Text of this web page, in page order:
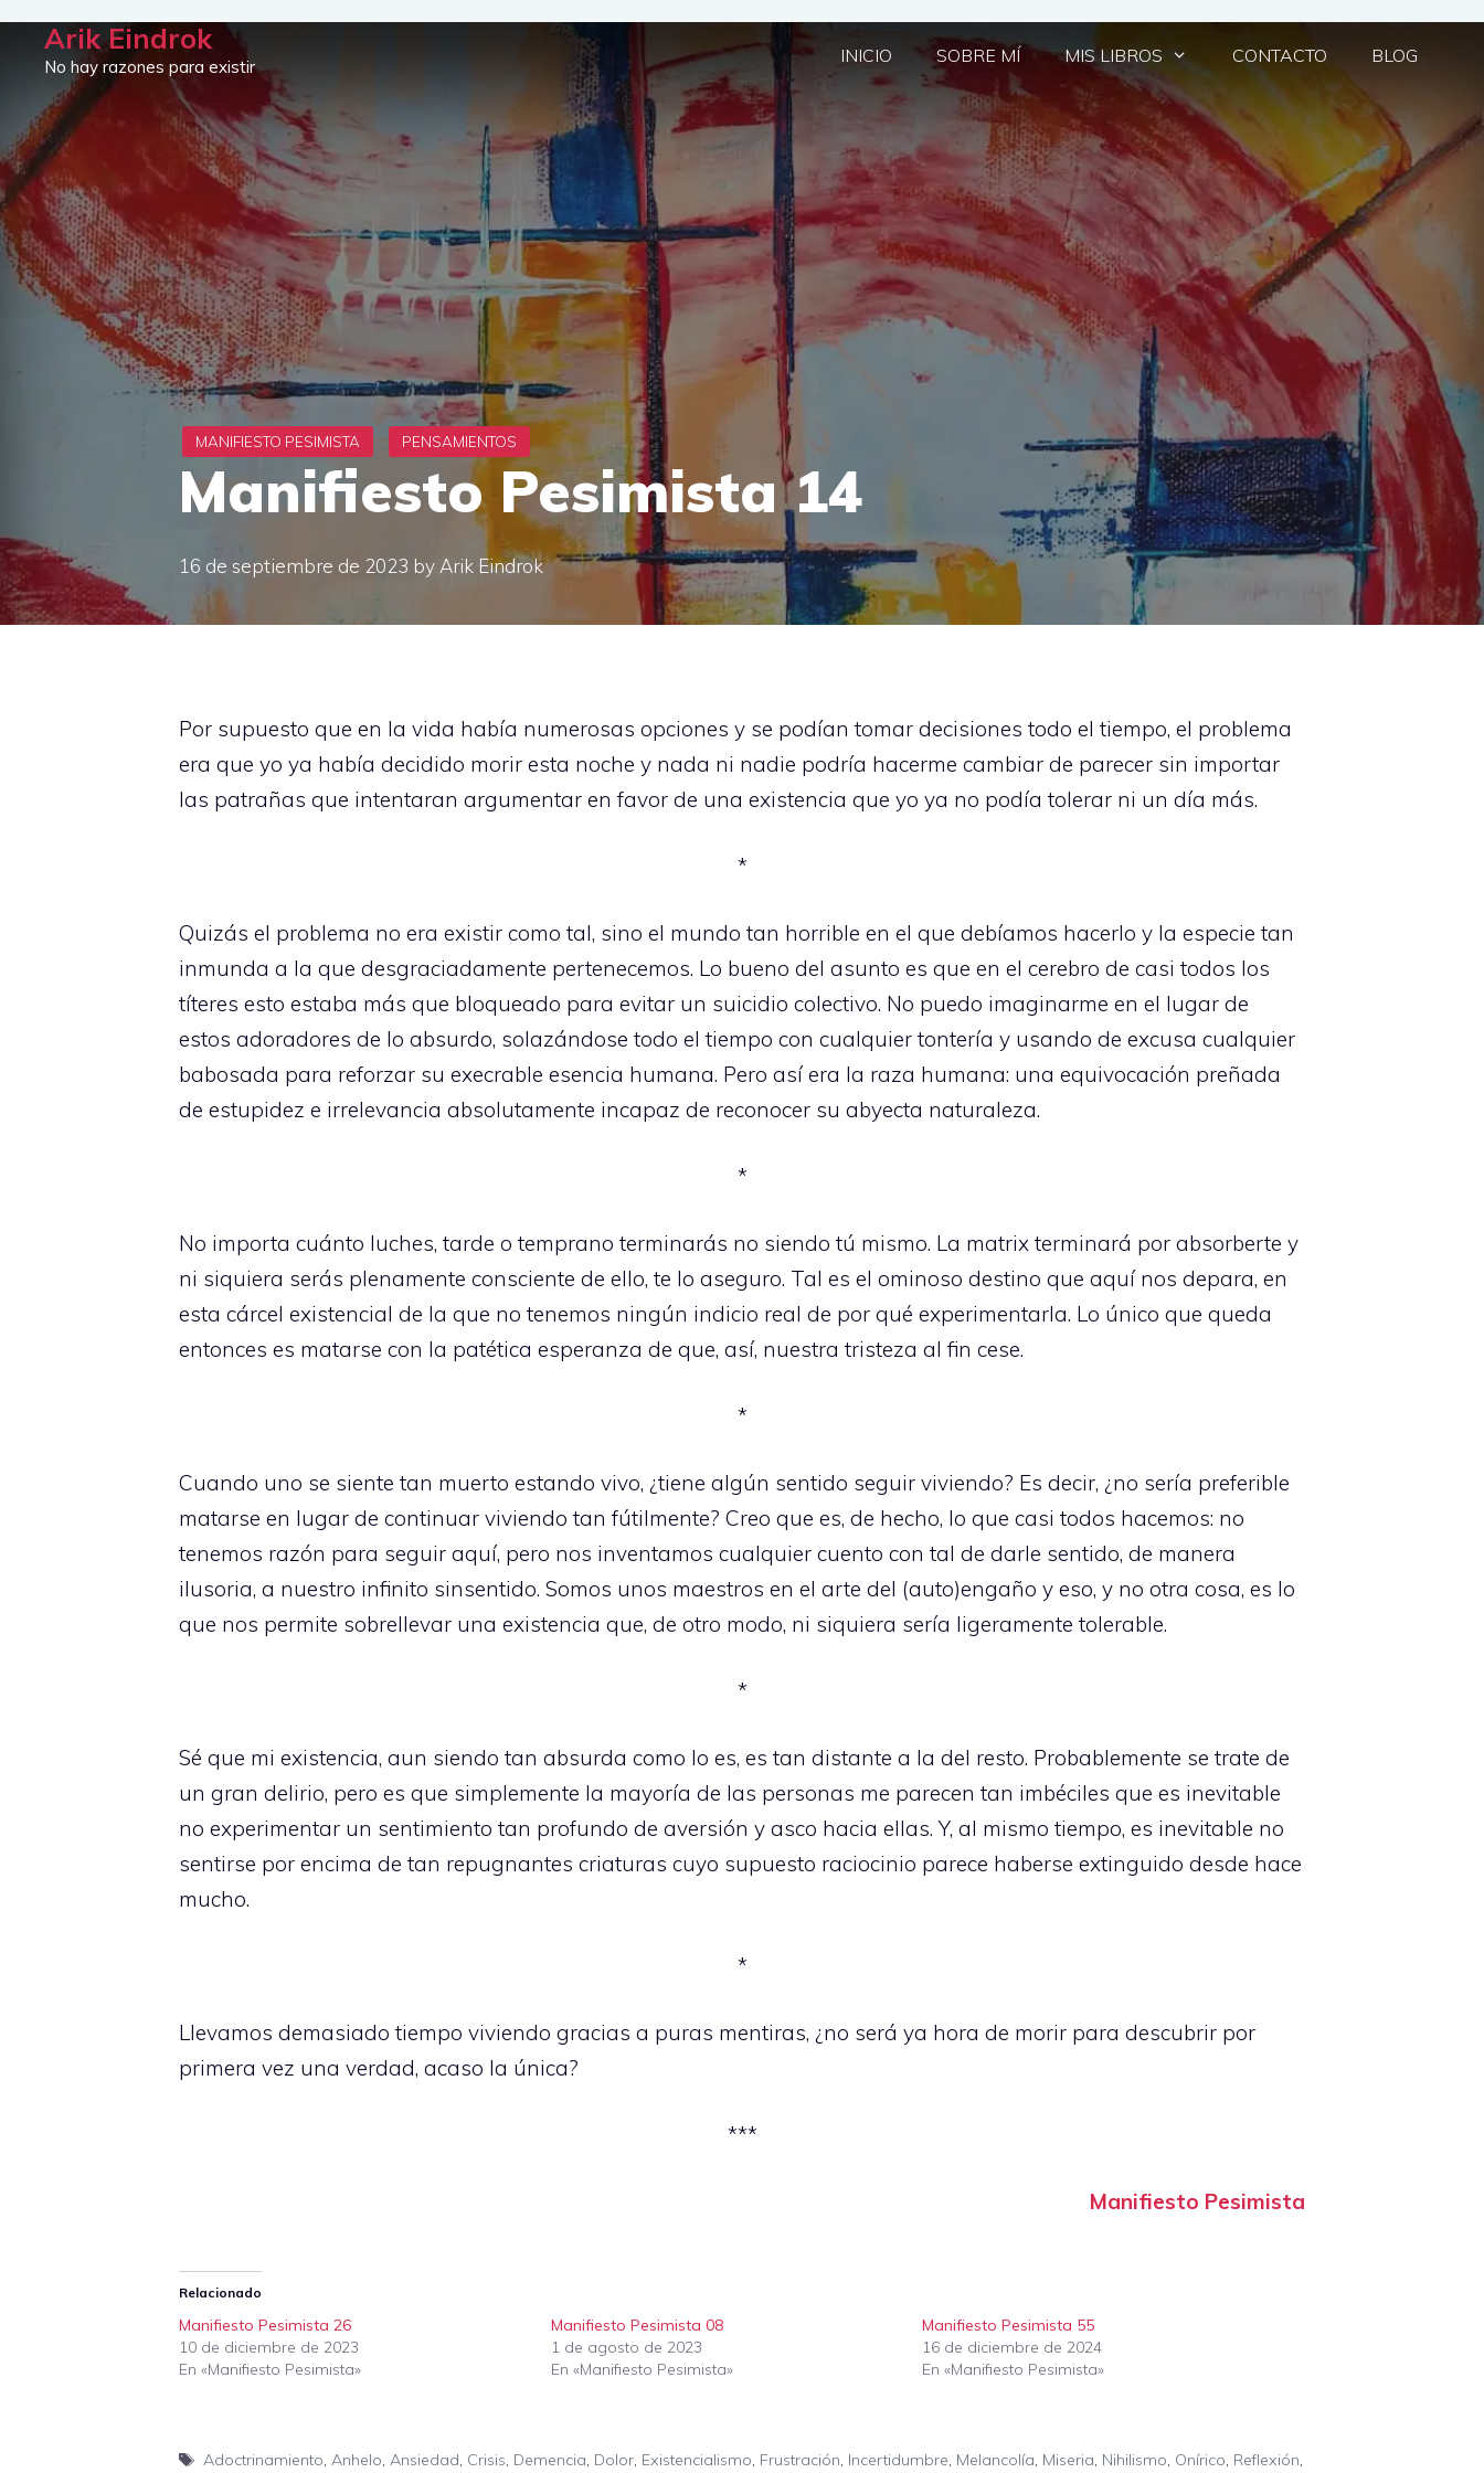
Saltar
contenido
Arik Eindrok
No hay razones para existir
INICIO SOBRE MÍ MIS LIBROS CONTACTO BLOG
Manifiesto Pesimista 14
16 de septiembre de 2023 by Arik Eindrok
Por supuesto que en la vida había numerosas opciones y se podían tomar decisiones todo el tiempo, el problema
era que yo ya había decidido morir esta noche y nada ni nadie podría hacerme cambiar de parecer sin importar
las patrañas que intentaran argumentar en favor de una existencia que yo ya no podía tolerar ni un día más.
*
Quizás el problema no era existir como tal, sino el mundo tan horrible en el que debíamos hacerlo y la especie tan
inmunda a la que desgraciadamente pertenecemos. Lo bueno del asunto es que en el cerebro de casi todos los
títeres esto estaba más que bloqueado para evitar un suicidio colectivo. No puedo imaginarme en el lugar de
estos adoradores de lo absurdo, solazándose todo el tiempo con cualquier tontería y usando de excusa cualquier
babosada para reforzar su execrable esencia humana. Pero así era la raza humana: una equivocación preñada
de estupidez e irrelevancia absolutamente incapaz de reconocer su abyecta naturaleza.
*
No importa cuánto luches, tarde o temprano terminarás no siendo tú mismo. La matrix terminará por absorberte y
ni siquiera serás plenamente consciente de ello, te lo aseguro. Tal es el ominoso destino que aquí nos depara, en
esta cárcel existencial de la que no tenemos ningún indicio real de por qué experimentarla. Lo único que queda
entonces es matarse con la patética esperanza de que, así, nuestra tristeza al fin cese.
*
Cuando uno se siente tan muerto estando vivo, ¿tiene algún sentido seguir viviendo? Es decir, ¿no sería preferible
matarse en lugar de continuar viviendo tan fútilmente? Creo que es, de hecho, lo que casi todos hacemos: no
tenemos razón para seguir aquí, pero nos inventamos cualquier cuento con tal de darle sentido, de manera
ilusoria, a nuestro infinito sinsentido. Somos unos maestros en el arte del (auto)engaño y eso, y no otra cosa, es lo
que nos permite sobrellevar una existencia que, de otro modo, ni siquiera sería ligeramente tolerable.
*
Sé que mi existencia, aun siendo tan absurda como lo es, es tan distante a la del resto. Probablemente se trate de
un gran delirio, pero es que simplemente la mayoría de las personas me parecen tan imbéciles que es inevitable
no experimentar un sentimiento tan profundo de aversión y asco hacia ellas. Y, al mismo tiempo, es inevitable no
sentirse por encima de tan repugnantes criaturas cuyo supuesto raciocinio parece haberse extinguido desde hace
mucho.
*
Llevamos demasiado tiempo viviendo gracias a puras mentiras, ¿no será ya hora de morir para descubrir por
primera vez una verdad, acaso la única?
***
Manifiesto Pesimista
Relacionado
Manifiesto Pesimista 26
10 de diciembre de 2023
En «Manifiesto Pesimista»
Manifiesto Pesimista 08
1 de agosto de 2023
En «Manifiesto Pesimista»
Manifiesto Pesimista 55
16 de diciembre de 2024
En «Manifiesto Pesimista»
Etiquetas
Adoctrinamiento, Anhelo, Ansiedad, Crisis, Demencia, Dolor, Existencialismo, Frustración, Incertidumbre, Melancolía, Miseria, Nihilismo, Onírico, Reflexión,